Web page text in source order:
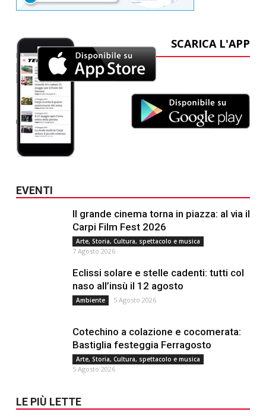
SCARICA L'APP
EVENTI
Il grande cinema torna in piazza: al via il
Carpi Film Fest 2026
Arte, Storia, Cultura, spettacolo e musica
7 Agosto 2026
Eclissi solare e stelle cadenti: tutti col
naso all’insù il 12 agosto
Ambiente 5 Agosto 2026
Cotechino a colazione e cocomerata:
Bastiglia festeggia Ferragosto
Arte, Storia, Cultura, spettacolo e musica
5 Agosto 2026
LE PIÙ LETTE